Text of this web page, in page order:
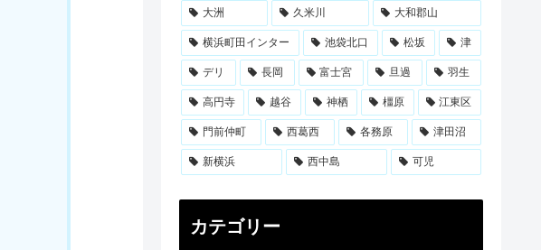
大洲 久米川 大和郡山
横浜町田インター 池袋北口 松坂 津
デリ 長岡 富士宮 旦過 羽生
高円寺 越谷 神栖 橿原 江東区
門前仲町 西葛西 各務原 津田沼
新横浜 西中島 可児
カテゴリー